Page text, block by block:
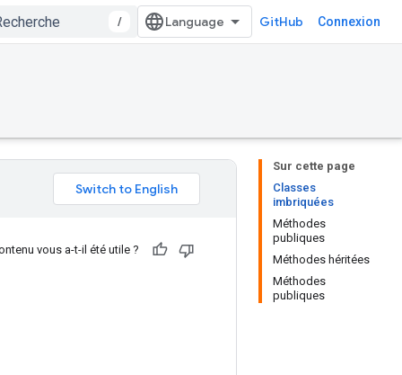
/ GitHub Connexion
Sur cette page
Classes
imbriquées
Méthodes
publiques
Méthodes héritées
Méthodes
publiques
vous a-t-il été utile ?